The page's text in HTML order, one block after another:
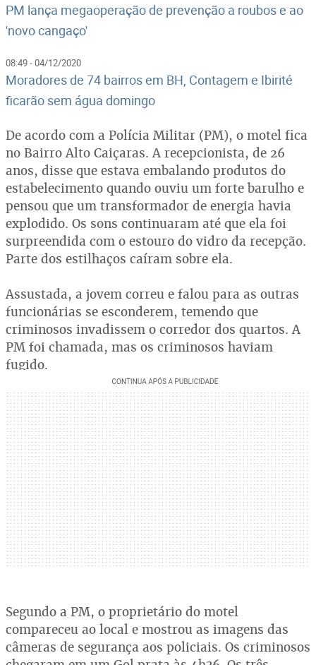
PM lança megaoperação de prevenção a roubos e ao
'novo cangaço'
08:49 - 04/12/2020
Moradores de 74 bairros em BH, Contagem e Ibirité
ficarão sem água domingo
De acordo com a Polícia Militar (PM), o motel fica
no Bairro Alto Caiçaras. A recepcionista, de 26
anos, disse que estava embalando produtos do
estabelecimento quando ouviu um forte barulho e
pensou que um transformador de energia havia
explodido. Os sons continuaram até que ela foi
surpreendida com o estouro do vidro da recepção.
Parte dos estilhaços caíram sobre ela.
Assustada, a jovem correu e falou para as outras
funcionárias se esconderem, temendo que
criminosos invadissem o corredor dos quartos. A
PM foi chamada, mas os criminosos haviam
fugido.
Segundo a PM, o proprietário do motel
compareceu ao local e mostrou as imagens das
câmeras de segurança aos policiais. Os criminosos